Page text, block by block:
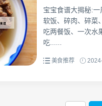
宝宝食谱大揭秘:
软饭、碎肉、碎菜
吃两餐饭、一次水
吃......
美食推荐